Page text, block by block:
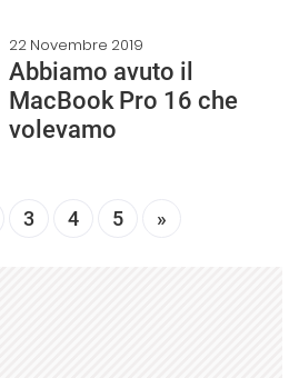
22 Novembre 2019
Abbiamo avuto il
MacBook Pro 16 che
volevamo
3 4 5 »